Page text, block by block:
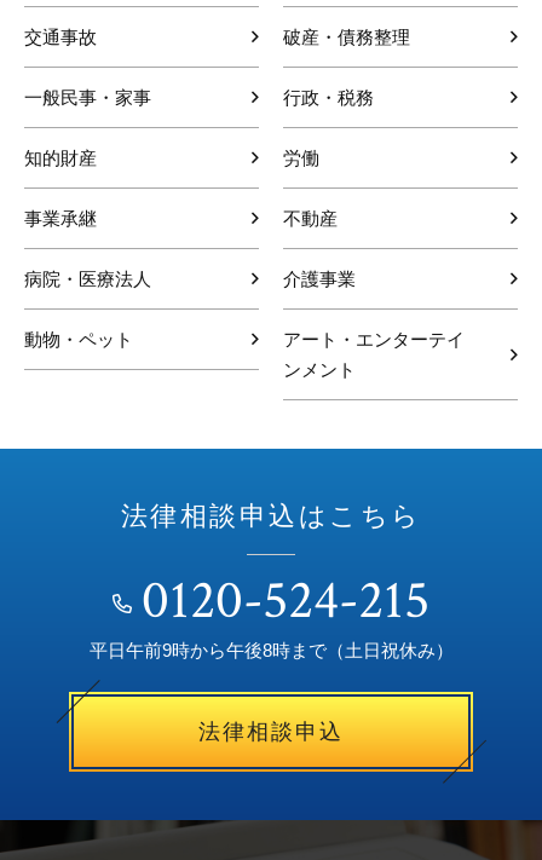
交通事故 破産・債務整理
一般民事・家事 行政・税務
知的財産 労働
事業承継 不動産
病院・医療法人 介護事業
動物・ペット
アート・エンターテイ
ンメント
法律相談申込はこちら
0120-524-215
平日午前9時から午後8時まで（土日祝休み）
法律相談申込